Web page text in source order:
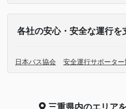
各社の安心・安全な運行を
日本バス協会 安全運行サポーター
三重県内のエリア